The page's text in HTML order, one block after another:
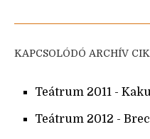
KAPCSOLÓDÓ ARCHÍV
Teátrum 2011 -
Teátrum 2012 -